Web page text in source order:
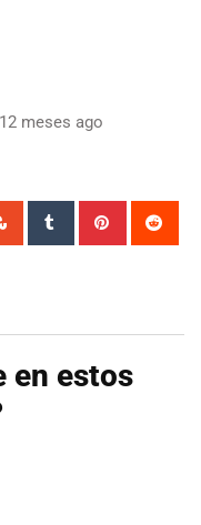
12 meses ago
StumbleUpon
Tumblr Pinterest
en estos